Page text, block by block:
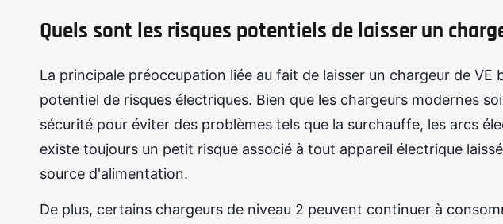
Quels sont les risques potentiels de laisser un
La principale préoccupation liée au fait de laisser un chargeur de VE
potentiel de risques électriques. Bien que les chargeurs modernes
sécurité pour éviter des problèmes tels que la surchauffe, les arcs
existe toujours un petit risque associé à tout appareil électrique
source d'alimentation.
De plus, certains chargeurs de niveau 2 peuvent continuer à